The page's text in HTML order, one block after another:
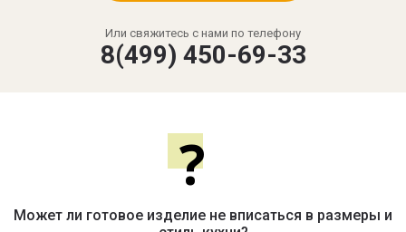
Или свяжитесь с нами по телефону
8(499) 450-69-33
?
Может ли готовое изделие не вписаться в размеры и